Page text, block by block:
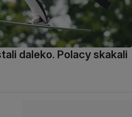
daleko. Polacy skakali